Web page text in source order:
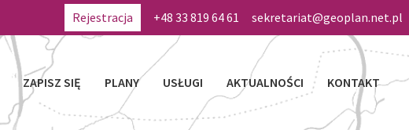
Rejestracja +48 33 819 64 61 sekretariat@geoplan.net.pl
ZAPISZ SIĘ PLANY USŁUGI AKTUALNOŚCI KONTAKT